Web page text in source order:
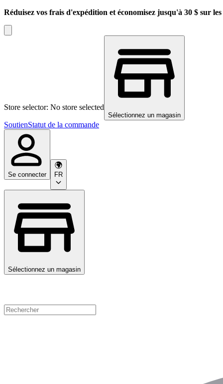
Réduisez vos frais d'expédition et économisez jusqu'à 30 $ sur
Store selector: No store selected
Sélectionnez un magasin
SoutienStatut de la commande
Se connecter FR
Sélectionnez un magasin